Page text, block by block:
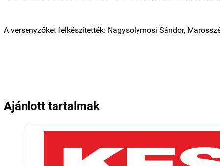
A versenyzőket felkészítették: Nagysolymosi Sándor,
Ajánlott tartalmak